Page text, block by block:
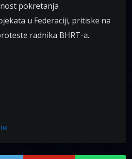
pokretanja
u Federaciji, pritiske na
radnika BHRT-a.